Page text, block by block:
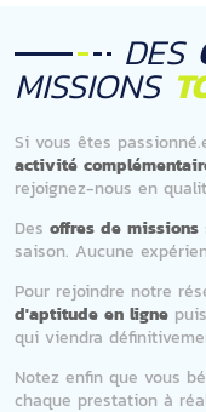
DES
MISSIONS
Si vous êtes
activité
rejoignez-nous en
Des offres de missions
saison. Aucune
Pour rejoindre notre
d'aptitude en ligne
qui viendra
Notez enfin que vous
chaque prestation à